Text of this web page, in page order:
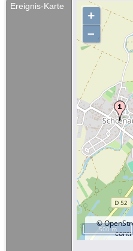
Ereignis-Karte
+
–
©
500 m